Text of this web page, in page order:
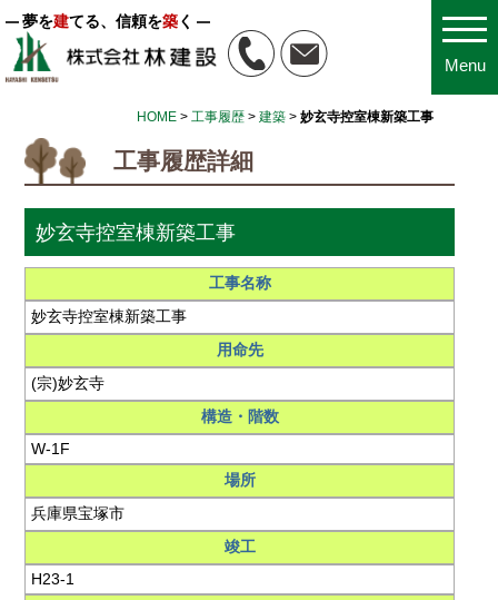
Menu
夢を建てる、信頼を築く
HOME >工事履歴 >建築 >妙玄寺控室棟新築工事
工事履歴詳細
妙玄寺控室棟新築工事
工事名称
妙玄寺控室棟新築工事
用命先
(宗)妙玄寺
構造・階数
W-1F
場所
兵庫県宝塚市
竣工
H23-1